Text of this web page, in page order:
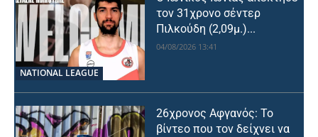
NATIONAL LEAGUE
τον 31χρονο σέντερ
Πιλκούδη (2,09μ.)...
04/08/2026 13:41
26χρονος Αφγανός: Το
βίντεο που τον δείχνει να